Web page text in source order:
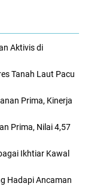
Aktivis di
Tanah Laut Pacu
Prima, Kinerja
Prima, Nilai 4,57
Ikhtiar Kawal
Hadapi Ancaman